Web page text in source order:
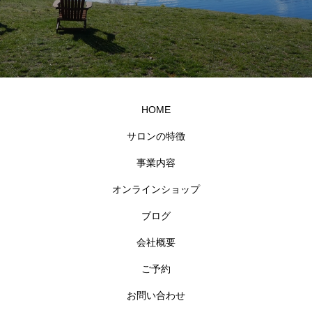
HOME
サロンの特徴
事業内容
オンラインショップ
ブログ
会社概要
ご予約
お問い合わせ